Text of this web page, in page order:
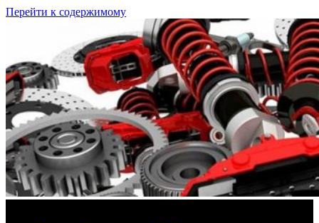
Перейти к содержимому